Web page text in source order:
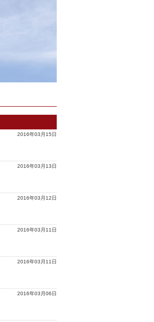
2016年03月15日
2016年03月13日
2016年03月12日
2016年03月11日
2016年03月11日
2016年03月06日